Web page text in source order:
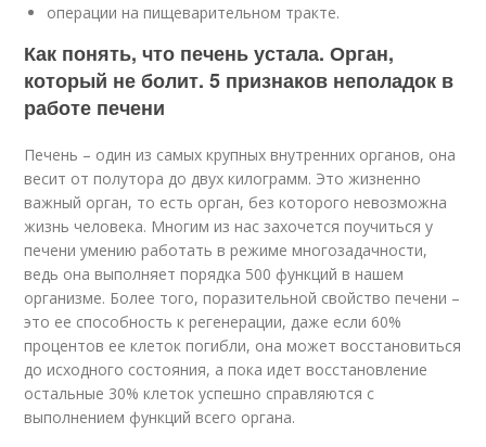
операции на пищеварительном тракте.
Как понять, что печень устала. Орган,
который не болит. 5 признаков неполадок в
работе печени
Печень – один из самых крупных внутренних органов, она
весит от полутора до двух килограмм. Это жизненно
важный орган, то есть орган, без которого невозможна
жизнь человека. Многим из нас захочется поучиться у
печени умению работать в режиме многозадачности,
ведь она выполняет порядка 500 функций в нашем
организме. Более того, поразительной свойство печени –
это ее способность к регенерации, даже если 60%
процентов ее клеток погибли, она может восстановиться
до исходного состояния, а пока идет восстановление
остальные 30% клеток успешно справляются с
выполнением функций всего органа.